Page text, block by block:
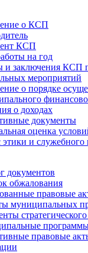
о КСП
КСП
на год
и заключения КСП
мероприятий
о порядке
о доходах
документы
оценка
этики и служебного
документов
обжалования
правовые
муниципальных
правовые